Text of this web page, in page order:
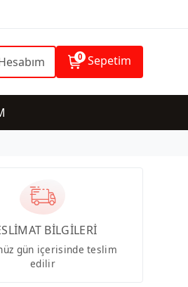
0 Sepetim
BİLGİLERİ
gün içerisinde teslim
edilir